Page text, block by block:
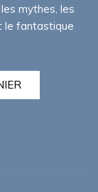
mythes, les
le fantastique